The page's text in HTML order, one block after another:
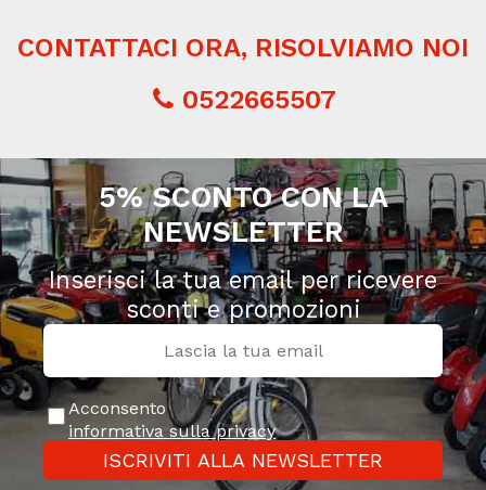
CONTATTACI ORA, RISOLVIAMO NOI
0522665507
5% SCONTO CON LA
NEWSLETTER
Inserisci la tua email per ricevere
sconti e promozioni
Acconsento
informativa sulla privacy
ISCRIVITI ALLA NEWSLETTER